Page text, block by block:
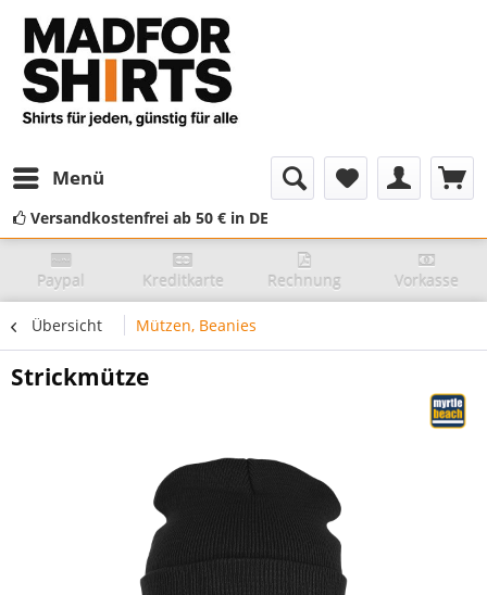
Menü
Versandkostenfrei ab 50 € in DE
Paypal Kreditkarte Rechnung Vorkasse
Übersicht Mützen, Beanies
Strickmütze